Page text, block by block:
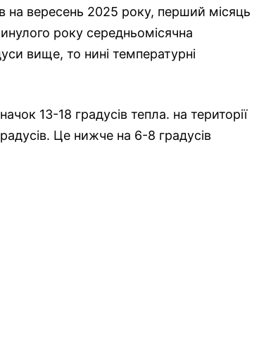
на вересень 2025 року, перший місяць
року середньомісячна
вище, то нині температурні
13-18 градусів тепла. на території
Це нижче на 6-8 градусів